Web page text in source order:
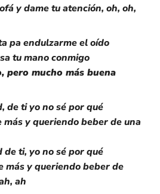
y dame tu atención, oh, oh,
pa endulzarme el oído
tu mano conmigo
pero mucho más buena
de ti yo no sé por qué
más y queriendo beber de una
de ti, yo no sé por qué
más y queriendo beber de
ah